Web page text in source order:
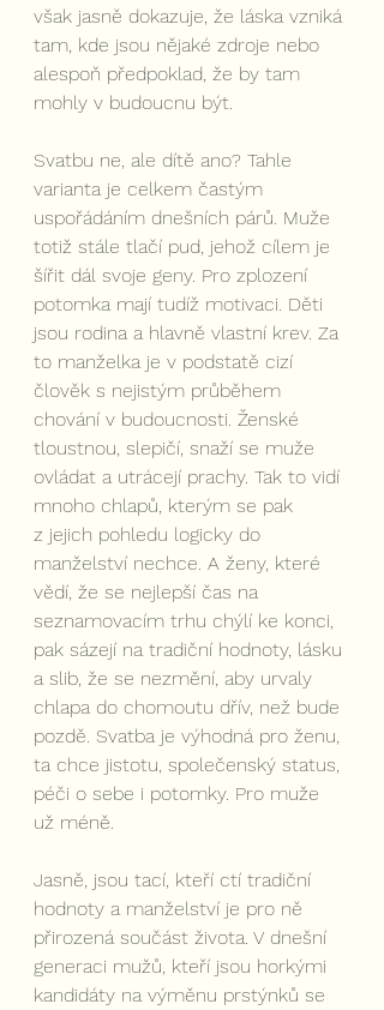
však jasně dokazuje, že láska vzniká
tam, kde jsou nějaké zdroje nebo
alespoň předpoklad, že by tam
mohly v budoucnu být.
Svatbu ne, ale dítě ano? Tahle
varianta je celkem častým
uspořádáním dnešních párů. Muže
totiž stále tlačí pud, jehož cílem je
šířit dál svoje geny. Pro zplození
potomka mají tudíž motivaci. Děti
jsou rodina a hlavně vlastní krev. Za
to manželka je v podstatě cizí
člověk s nejistým průběhem
chování v budoucnosti. Ženské
tloustnou, slepičí, snaží se muže
ovládat a utrácejí prachy. Tak to vidí
mnoho chlapů, kterým se pak
z jejich pohledu logicky do
manželství nechce. A ženy, které
vědí, že se nejlepší čas na
seznamovacím trhu chýlí ke konci,
pak sázejí na tradiční hodnoty, lásku
a slib, že se nezmění, aby urvaly
chlapa do chomoutu dřív, než bude
pozdě. Svatba je výhodná pro ženu,
ta chce jistotu, společenský status,
péči o sebe i potomky. Pro muže
už méně.
Jasně, jsou tací, kteří ctí tradiční
hodnoty a manželství je pro ně
přirozená součást života. V dnešní
generaci mužů, kteří jsou horkými
kandidáty na výměnu prstýnků se